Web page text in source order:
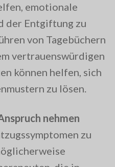
emotionale
der Entgiftung zu
von Tagebüchern
vertrauenswürdigen
können helfen, sich
zu lösen.
nehmen
zu